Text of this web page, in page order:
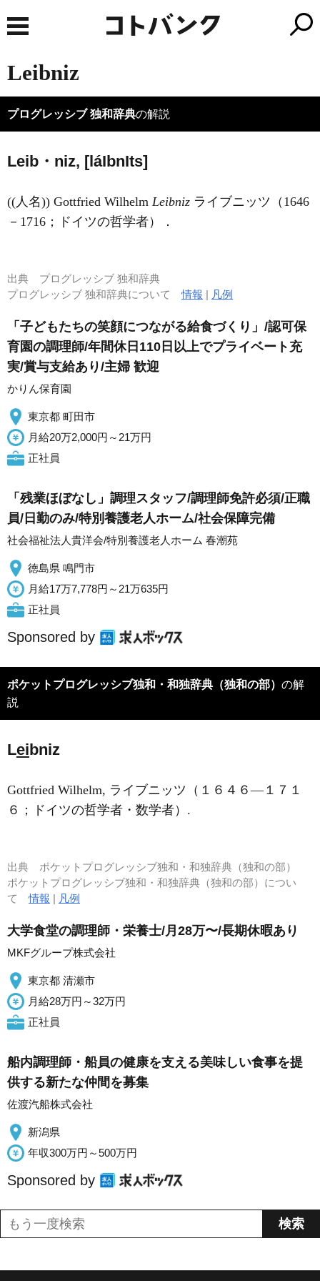
Leibniz
プログレッシブ 独和辞典の解説
Leib・niz, [láIbnIts]
((人名)) Gottfried Wilhelm Leibniz ライブニッツ（1646
－1716；ドイツの哲学者）．
出典 プログレッシブ 独和辞典
プログレッシブ 独和辞典について情報 | 凡例
「子どもたちの笑顔につながる給食づくり」/認可保
育園の調理師/年間休日110日以上でプライベート充
実/賞与支給あり/主婦 歓迎
かりん保育園
東京都 町田市
月給20万2,000円～21万円
正社員
「残業ほぼなし」調理スタッフ/調理師免許必須/正職
員/日勤のみ/特別養護老人ホーム/社会保障完備
社会福祉法人貴洋会/特別養護老人ホーム 春潮苑
徳島県 鳴門市
月給17万7,778円～21万635円
正社員
Sponsored by
ポケットプログレッシブ独和・和独辞典（独和の部） の解
説
Leibniz
Gottfried Wilhelm, ライブニッツ（１６４６―１７１
６；ドイツの哲学者・数学者）.
出典 ポケットプログレッシブ独和・和独辞典（独和の部）
ポケットプログレッシブ独和・和独辞典（独和の部）につい
て情報 | 凡例
大学食堂の調理師・栄養士/月28万〜/長期休暇あり
MKFグループ株式会社
東京都 清瀬市
月給28万円～32万円
正社員
船内調理師・船員の健康を支える美味しい食事を提
供する新たな仲間を募集
佐渡汽船株式会社
新潟県
年収300万円～500万円
Sponsored by